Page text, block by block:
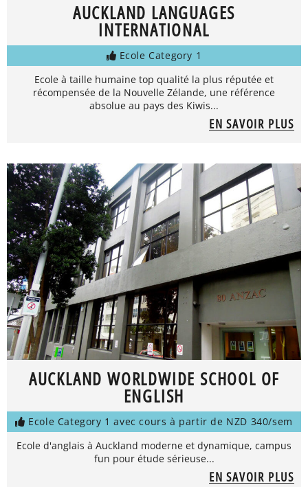
AUCKLAND LANGUAGES
INTERNATIONAL
Ecole Category 1
Ecole à taille humaine top qualité la plus réputée et
récompensée de la Nouvelle Zélande, une référence
absolue au pays des Kiwis...
EN SAVOIR PLUS
AUCKLAND WORLDWIDE SCHOOL OF
ENGLISH
Ecole Category 1 avec cours à partir de NZD 340/sem
Ecole d'anglais à Auckland moderne et dynamique, campus
fun pour étude sérieuse...
EN SAVOIR PLUS